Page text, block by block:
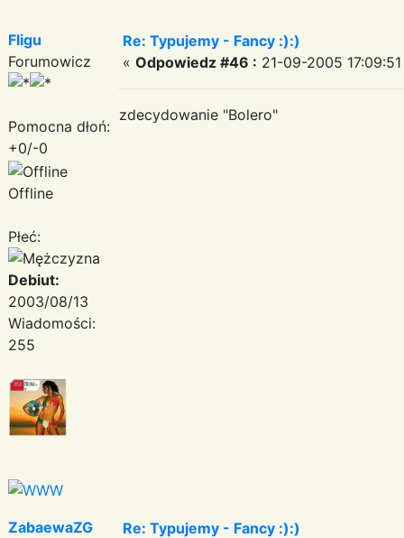
Fligu
Forumowicz
Pomocna dłoń:
+0/-0
Offline
Płeć:
Debiut:
2003/08/13
Wiadomości:
255
Re: Typujemy - Fancy :):)
« Odpowiedz #46 : 21-09-2005
zdecydowanie "Bolero"
ZabaewaZG
Re: Typujemy - Fancy :):)